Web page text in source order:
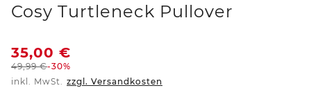
Cosy Turtleneck Pullover
35,00 €
49,99€-30%
inkl. MwSt. zzgl. Versandkosten